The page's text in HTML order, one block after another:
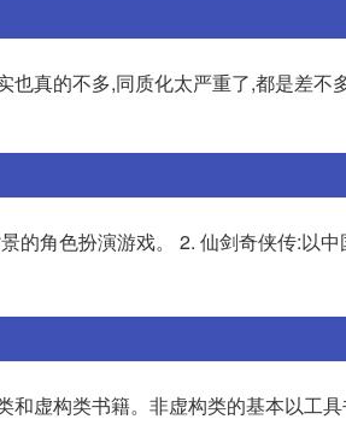
也真的不多,同质化太严重了,都是差
的角色扮演游戏。 2. 仙剑奇侠传:以
和虚构类书籍。非虚构类的基本以工